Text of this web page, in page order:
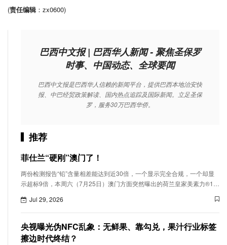
(责任编辑 ：zx0600)
巴西中文报 | 巴西华人新闻 - 聚焦圣保罗
时事、中国动态、全球要闻
巴西中文报是巴西华人信赖的新闻平台，提供巴西本地治安快
报、中巴经贸政策解读、国内热点追踪及国际新闻。立足圣保
罗，服务30万巴西华侨。
推荐
菲仕兰“硬刚”澳门了！
两份检测报告“铅”含量相差能达到近30倍，一个显示完全合规，一个却显
示超标9倍，本周六（7月25日）澳门方面突然曝出的荷兰皇家美素力®1号
Jul 29, 2026
央视曝光伪NFC乱象：无鲜果、靠勾兑，果汁行业标签
擦边时代终结？